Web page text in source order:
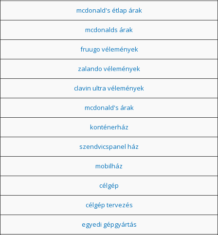
mcdonald's étlap árak
mcdonalds árak
fruugo vélemények
zalando vélemények
clavin ultra vélemények
mcdonald's árak
konténerház
szendvicspanel ház
mobilház
célgép
célgép tervezés
egyedi gépgyártás